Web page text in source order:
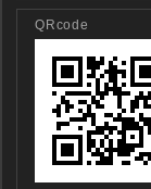
QRcode